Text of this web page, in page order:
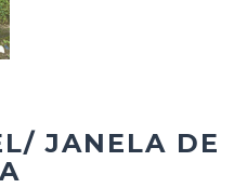
JANELA DE